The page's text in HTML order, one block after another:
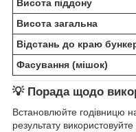
Висота піддону
Висота загальна
Відстань до краю
Фасування (мішок)
💡 Порада щодо
Встановлюйте годівницю
результату